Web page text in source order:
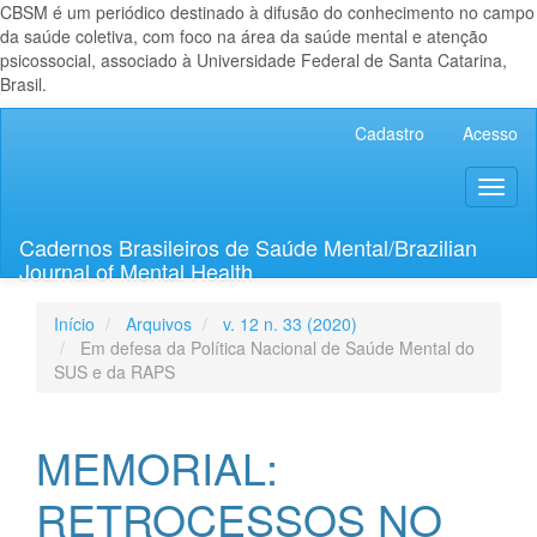
CBSM é um periódico destinado à difusão do conhecimento no campo
da saúde coletiva, com foco na área da saúde mental e atenção
psicossocial, associado à Universidade Federal de Santa Catarina,
Brasil.
Lateral
Cadastro Acesso
Cadernos Brasileiros de Saúde Mental/Brazilian
Journal of Mental Health
Início Arquivos
v. 12 n. 33 (2020)
Em defesa da Política Nacional de Saúde Mental do
SUS e da RAPS
MEMORIAL:
RETROCESSOS NO